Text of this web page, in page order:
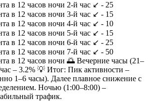
в 12 часов ночи 2-й час ↙️ - 25
в 12 часов ночи 3-й час ↙️ - 15
в 12 часов ночи 4-й час ↙️ - 10
в 12 часов ночи 5-й час ↙️ - 15
в 12 часов ночи 6-й час ↙️ - 25
в 12 часов ночи 7-й час ↙️ - 50
в 12 часов ночи 🌅 Вечерние часы (21–
– 3.2% 💡 Итог: Пик активности –
1–6 часы). Далее плавное снижение с
Ночью (1:00–8:00) –
трафик.